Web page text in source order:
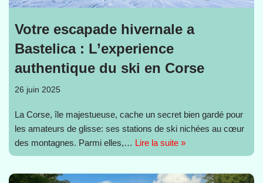
Votre escapade hivernale a
Bastelica : L’experience
authentique du ski en Corse
26 juin 2025
La Corse, île majestueuse, cache un secret bien gardé pour
les amateurs de glisse: ses stations de ski nichées au cœur
des montagnes. Parmi elles,… Lire la suite »